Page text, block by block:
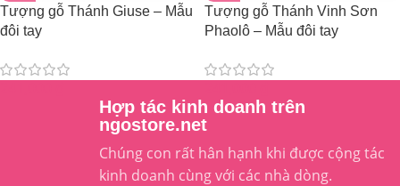
Tượng gỗ Thánh Giuse – Mẫu
đôi tay
Tượng gỗ Thánh Vinh Sơn
Phaolô – Mẫu đôi tay
Hợp tác kinh doanh trên
ngostore.net
Chúng con rất hân hạnh khi được cộng tác
kinh doanh cùng với các nhà dòng.